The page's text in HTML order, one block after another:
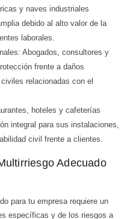
y naves industriales
debido al alto valor de la
laborales.
Abogados, consultores y
frente a daños
relacionadas con el
hoteles y cafeterías
integral para sus instalaciones,
civil frente a clientes.
Adecuado
para tu empresa requiere un
específicas y de los riesgos a